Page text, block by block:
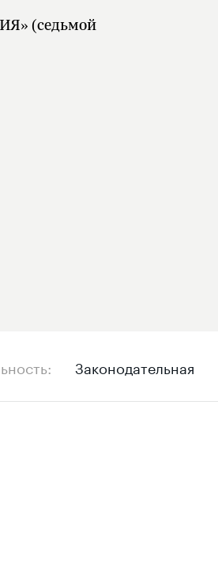
(седьмой
Законодательная